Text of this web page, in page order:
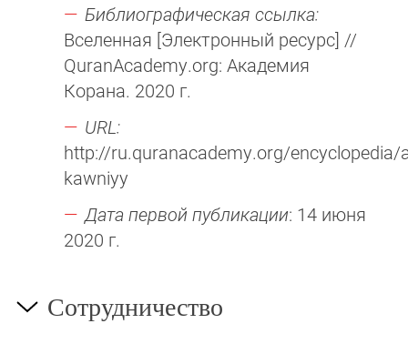
Библиографическая ссылка:
Вселенная [Электронный ресурс] //
QuranAcademy.org: Академия
Корана. 2020 г.
URL:
http://ru.quranacademy.org/encyclopedia/
kawniyy
Дата первой публикации: 14 июня
2020 г.
Сотрудничество